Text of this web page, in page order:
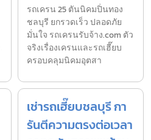
รถเครน 25 ตันนิคมปิ่นทอง
ชลบุรี ยกรวดเร็ว ปลอดภัย
มั่นใจ รถเครนรับจ้าง.com ตัว
จริงเรื่องเครนและรถเฮี๊ยบ
ครอบคลุมนิคมอุตสา
เช่ารถเฮี๊ยบชลบุรี กา
รันตีความตรงต่อเวลา